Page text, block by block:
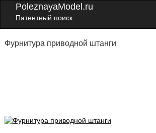
PoleznayaModel.ru
Патентный поиск
Фурнитура приводной штанги